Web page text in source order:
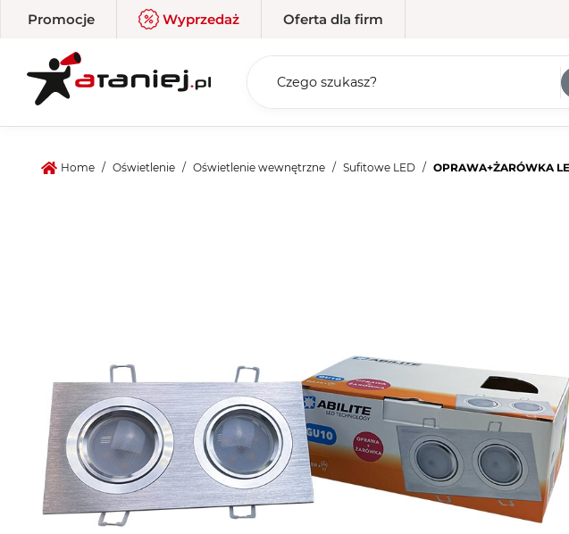
Promocje Wyprzedaż Oferta dla firm
Home / Oświetlenie Oświetlenie wewnętrzne Sufitowe LED OPRAWA+ŻARÓWKA